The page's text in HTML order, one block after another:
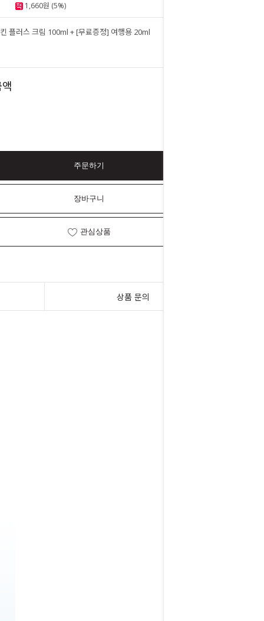
1,660원 (5%)
플러스 크림 100ml + [무료증정] 여행용 20ml
주문하기
장바구니
관심상품
상품 문의